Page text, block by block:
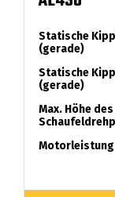
Statische
(gerade)
Statische
(gerade)
Max. Höhe des
Motorleistung